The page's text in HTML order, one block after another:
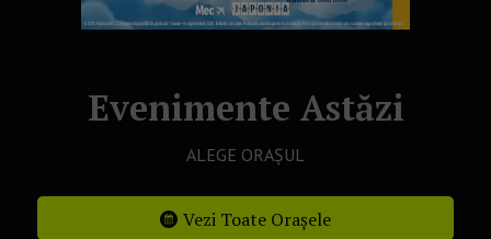
Evenimente Astăzi
ALEGE ORAȘUL
Vezi Toate Orașele